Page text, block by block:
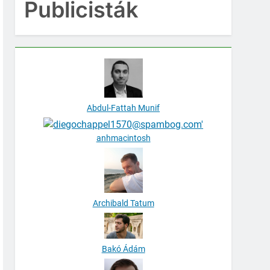
Publicisták
Abdul-Fattah Munif
anhmacintosh
Archibald Tatum
Bakó Ádám